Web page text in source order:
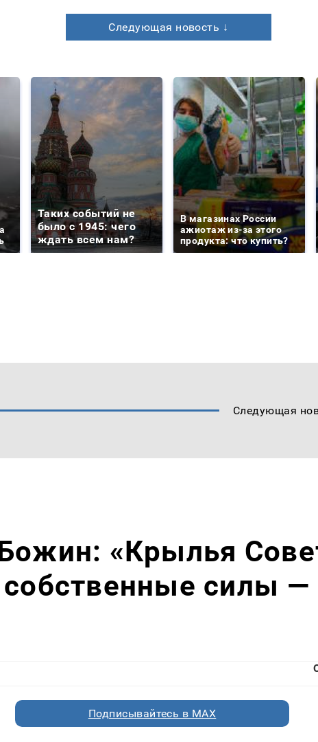
Следующая новость ↓
Таких событий не
было с 1945: чего
ждать всем нам?
В магазинах России
ажиотаж из-за этого
продукта: что купить?
Следующая
«Крылья
собственные силы —
Подписывайтесь в MAX